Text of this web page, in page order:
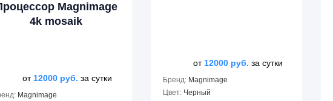
Magnimage
4k mosaik
от 12000 руб. за сутки
Magnimage
от 12000 руб. за сутки
Бренд: Magnimage
Цвет: Черный